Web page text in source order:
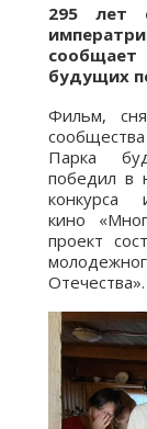
295 лет
будущих
Фильм,
Парка
победил в
конкурса
кино
проект
Отечества».